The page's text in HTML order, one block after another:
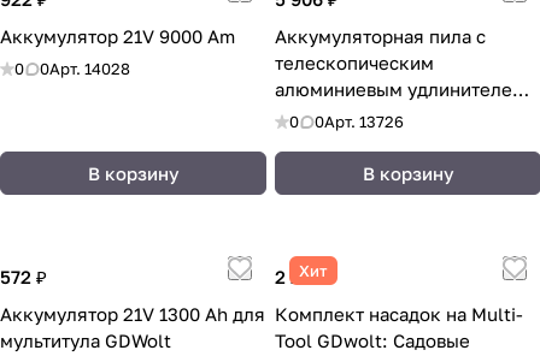
Аккумулятор 21V 9000 Am
0 0Арт. 14028
В корзину
Аккумуляторная пила с
телескопическим
алюминиевым удлинителем
GDwolt
0 0Арт. 13726
В корзину
572 ₽
Аккумулятор 21V 1300 Ah для
мультитула GDWolt
Хит
2 277 ₽
Комплект насадок на Multi-
Tool GDwolt: Садовые